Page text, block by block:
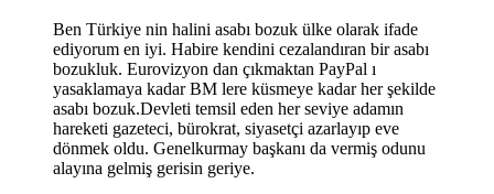
Ben Türkiye nin halini asabı bozuk ülke olarak ifade
ediyorum en iyi. Habire kendini cezalandıran bir asabı
bozukluk. Eurovizyon dan çıkmaktan PayPal ı
yasaklamaya kadar BM lere küsmeye kadar her şekilde
asabı bozuk.Devleti temsil eden her seviye adamın
hareketi gazeteci, bürokrat, siyasetçi azarlayıp eve
dönmek oldu. Genelkurmay başkanı da vermiş odunu
alayına gelmiş gerisin geriye.